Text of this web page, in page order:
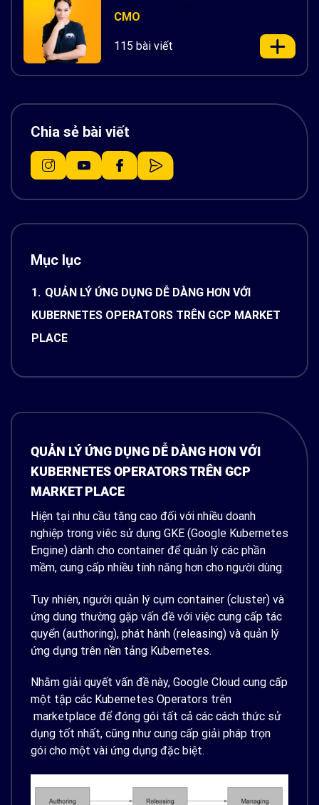
CMO
115 bài viết
Chia sẻ bài viết
Mục lục
1. QUẢN LÝ ỨNG DỤNG DỄ DÀNG HƠN VỚI
KUBERNETES OPERATORS TRÊN GCP MARKET
PLACE
QUẢN LÝ ỨNG DỤNG DỄ DÀNG HƠN VỚI
KUBERNETES OPERATORS TRÊN GCP
MARKET PLACE
Hiện tại nhu cầu tăng cao đối với nhiều doanh
nghiệp trong viêc sử dụng GKE (Google Kubernetes
Engine) dành cho container để quản lý các phần
mềm, cung cấp nhiều tính năng hơn cho người dùng.
Tuy nhiên, người quản lý cụm container (cluster) và
ứng dung thường gặp vấn đề với việc cung cấp tác
quyển (authoring), phát hành (releasing) và quản lý
ứng dụng trên nền tảng Kubernetes.
Nhằm giải quyết vấn đề này, Google Cloud cung cấp
một tập các Kubernetes Operators trên
marketplace để đóng gói tất cả các cách thức sử
dụng tốt nhất, cũng như cung cấp giải pháp trọn
gói cho một vài ứng dụng đặc biệt.